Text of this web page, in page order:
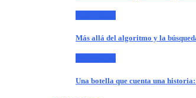
Más allá del algoritmo y la
Una botella que cuenta una